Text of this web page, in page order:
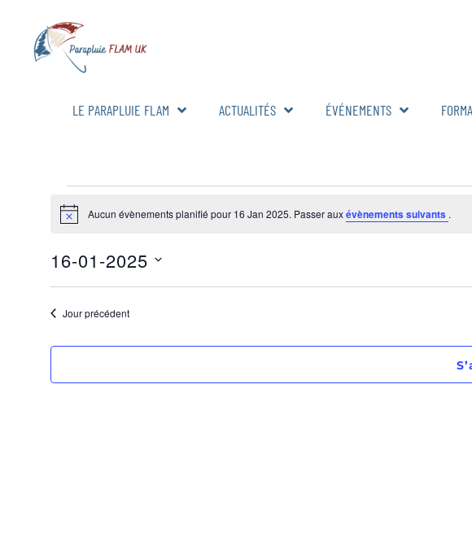
LE PARAPLUIE FLAM ACTUALITÉS ÉVÉNEMENTS
Notice Aucun évènements planifié pour 16 Jan 2025. Passer auxévènements suivants .
16-01-2025
une
date.Jour précédent